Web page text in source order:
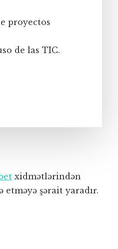
proyectos
de las TIC.
xidmətlərindən
şərait yaradır.